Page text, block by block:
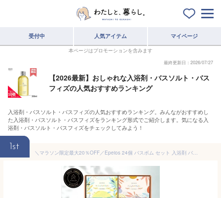
受付中 人気アイテム マイページ
本ページはプロモーションを含みます
最終更新日：2026/07/27
【2026最新】おしゃれな入浴剤・バスソルト・バス
フィズの人気おすすめランキング
入浴剤・バスソルト・バスフィズの人気おすすめランキング。みんながおすすめし
た入浴剤・バスソルト・バスフィズをランキング形式でご紹介します。気になる入
浴剤・バスソルト・バスフィズをチェックしてみよう！
1st
＼マラソン限定最大20％OFF／Epeios 24個 バスボム セット 入浴剤 バレンタ 4箱小分け 4つのシリーズ おしゃれ バスボール ギフトBOX 詰め合わせ 母の日 天然成分 肌に優しい 自分へのご褒美 誕生日プレゼント 女性 内祝い お返し 個包装 祝い ホワイトデー